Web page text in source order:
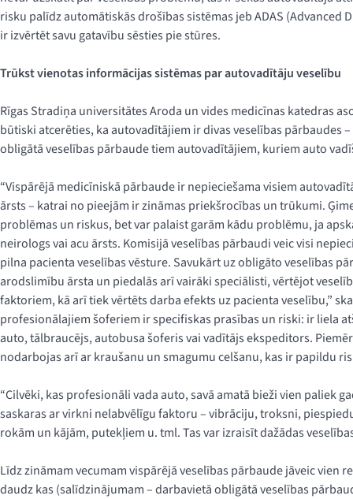
risku palīdz automātiskās drošības sistēmas jeb ADAS (Advanced
ir izvērtēt savu gatavību sēsties pie stūres.
Trūkst vienotas informācijas sistēmas par autovadītāju veselību
Rīgas Stradiņa universitātes Aroda un vides medicīnas katedras
būtiski atcerēties, ka autovadītājiem ir divas veselības pārbaudes
obligātā veselības pārbaude tiem autovadītājiem, kuriem auto
“Vispārējā medicīniskā pārbaude ir nepieciešama visiem
ārsts – katrai no pieejām ir zināmas priekšrocības un trūkumi.
problēmas un riskus, bet var palaist garām kādu problēmu, ja
neirologs vai acu ārsts. Komisijā veselības pārbaudi veic visi
pilna pacienta veselības vēsture. Savukārt uz obligāto veselības
arodslimību ārsta un piedalās arī vairāki speciālisti, vērtējot
faktoriem, kā arī tiek vērtēts darba efekts uz pacienta veselību,”
profesionālajiem šoferiem ir specifiskas prasības un riski: ir liela
auto, tālbraucējs, autobusa šoferis vai vadītājs ekspeditors.
nodarbojas arī ar kraušanu un smagumu celšanu, kas ir papildu
“Cilvēki, kas profesionāli vada auto, savā amatā bieži vien paliek
saskaras ar virkni nelabvēlīgu faktoru – vibrāciju, troksni,
rokām un kājām, putekļiem u. tml. Tas var izraisīt dažādas
Līdz zināmam vecumam vispārējā veselības pārbaude jāveic vien
daudz kas (salīdzinājumam – darbavietā obligātā veselības